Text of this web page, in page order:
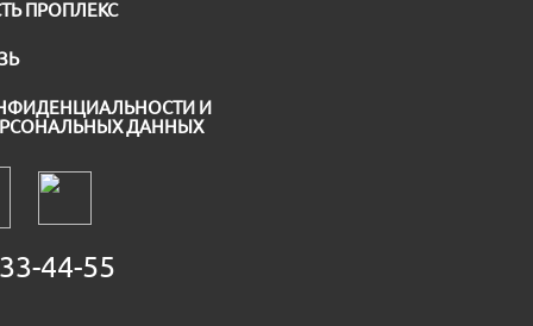
ПРОПЛЕКС
И
ДАННЫХ
44-55